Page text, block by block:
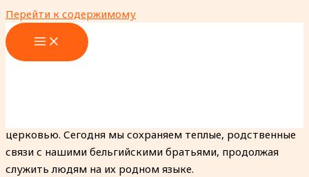
Перейти к содержимому
Кто мы?
Наша история
церковью. Сегодня мы сохраняем теплые, родственные
связи с нашими бельгийскими братьями, продолжая
служить людям на их родном языке.